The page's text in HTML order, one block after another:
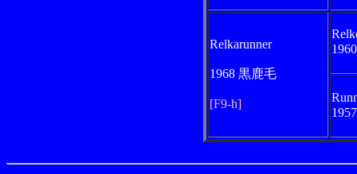
Relkarunner
1968 黒鹿毛
[F9-h]